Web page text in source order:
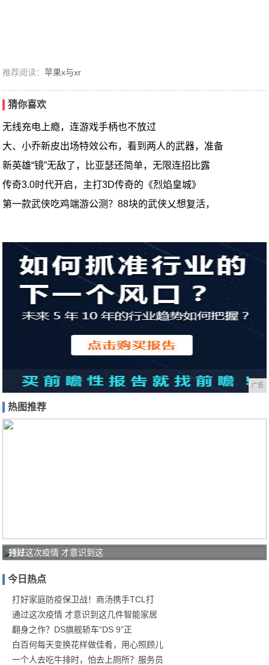
推荐阅读：苹果x与xr
猜你喜欢
无线充电上瘾，连游戏手柄也不放过
大、小乔新皮出场特效公布，看到两人的武器，准备
新英雄“镜”无敌了，比亚瑟还简单，无限连招比露
传奇3.0时代开启，主打3D传奇的《烈焰皇城》
第一款武侠吃鸡端游公测？88块的武侠乂想复活，
广告
热图推荐
打好
防疫
保卫
战！
商汤
通过这次疫情 才意识到这
今日热点
打好家庭防疫保卫战！商汤携手TCL打
通过这次疫情 才意识到这几件智能家居
翻身之作？DS旗舰轿车“DS 9”正
白百何每天变换花样做佳肴，用心照顾儿
一个人去吃牛排时，怕去上厕所？服务员